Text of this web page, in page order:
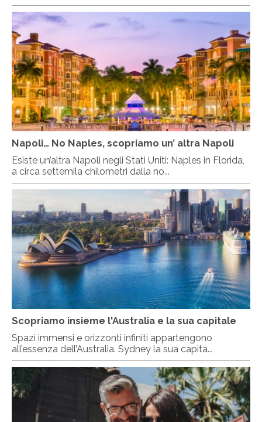
Napoli… No Naples, scopriamo un’ altra Napoli
Esiste un’altra Napoli negli Stati Uniti: Naples in Florida,
a circa settemila chilometri dalla no...
Scopriamo insieme l'Australia e la sua capitale
Spazi immensi e orizzonti infiniti appartengono
all’essenza dell’Australia. Sydney la sua capita...